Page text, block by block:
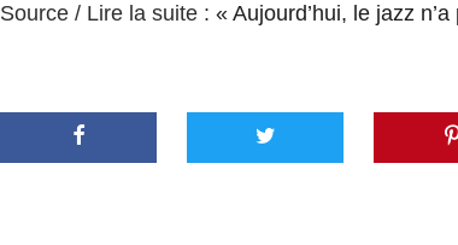
Source / Lire la suite : « Aujourd’hui, le jazz